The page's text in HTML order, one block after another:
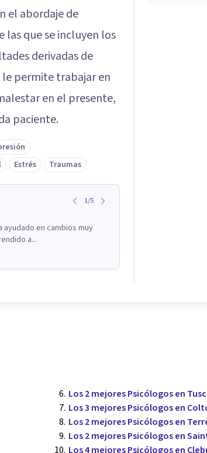
el abordaje de
que se incluyen los
derivadas de
le permite trabajar en
en el presente,
paciente.
Estrés Traumas
1/5
en cambios muy
a...
Los 2 mejores Psicólogos en
Los 3 mejores Psicólogos en
Los 2 mejores Psicólogos en
Los 2 mejores Psicólogos en
Los 4 mejores Psicólogos en